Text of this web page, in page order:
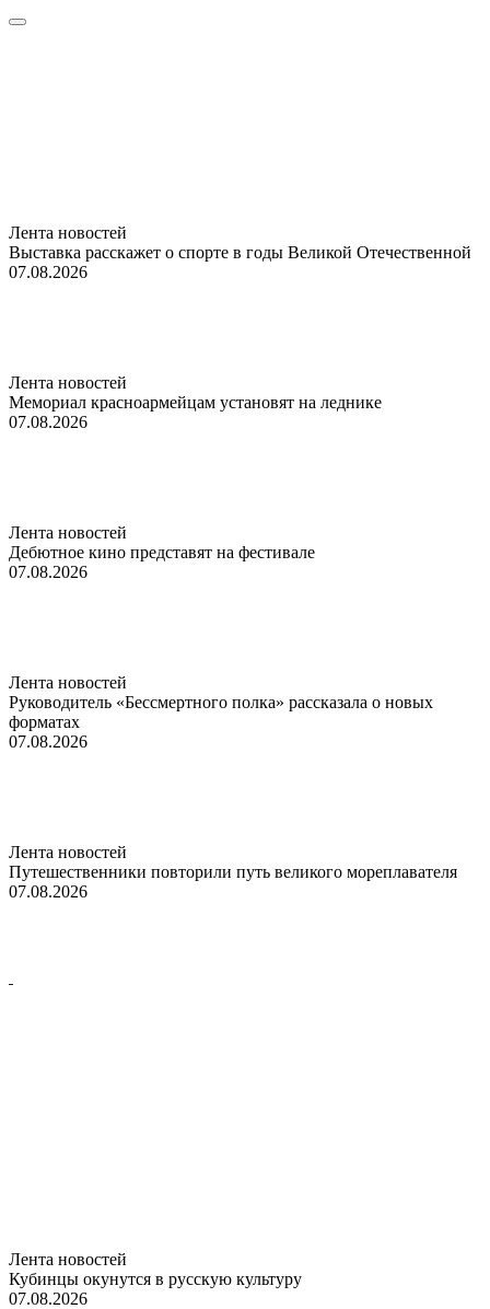
Лента новостей
Выставка расскажет о спорте в годы Великой Отечественной
07.08.2026
Лента новостей
Мемориал красноармейцам установят на леднике
07.08.2026
Лента новостей
Дебютное кино представят на фестивале
07.08.2026
Лента новостей
Руководитель «Бессмертного полка» рассказала о новых
форматах
07.08.2026
Лента новостей
Путешественники повторили путь великого мореплавателя
07.08.2026
Лента новостей
Кубинцы окунутся в русскую культуру
07.08.2026